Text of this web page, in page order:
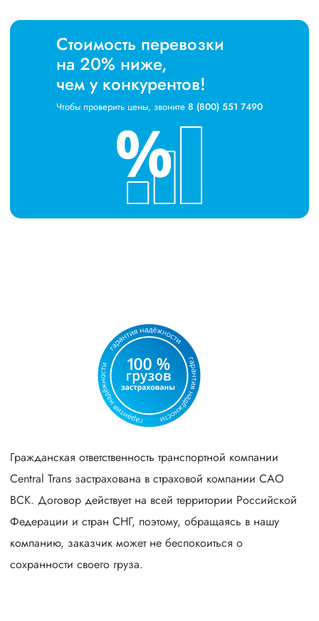
Стоимость перевозки
на 20% ниже,
чем у конкурентов!
Чтобы проверить цены, звоните 8 (800) 551 7490
Гражданская ответственность транспортной компании
Central Trans застрахована в страховой компании САО
ВСК. Договор действует на всей территории Российской
Федерации и стран СНГ, поэтому, обращаясь в нашу
компанию, заказчик может не беспокоиться о
сохранности своего груза.